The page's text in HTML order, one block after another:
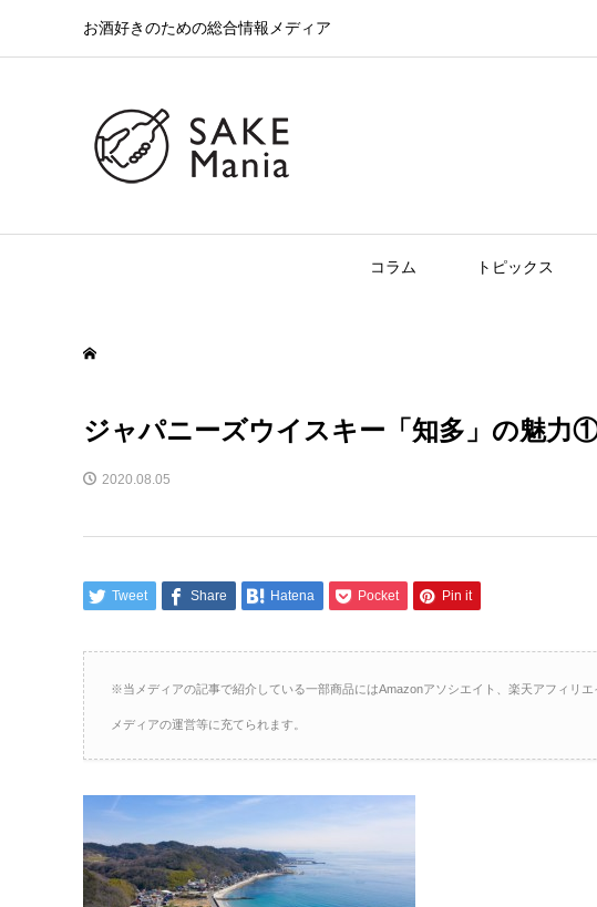
お酒好きのための総合情報メディア
コラム トピックス
ジャパニーズウイスキー「知多」の魅力
2020.08.05
Tweet Share Hatena Pocket Pin it
※当メディアの記事で紹介している一部商品にはAmazonアソシエイト、楽天アフィリ
メディアの運営等に充てられます。